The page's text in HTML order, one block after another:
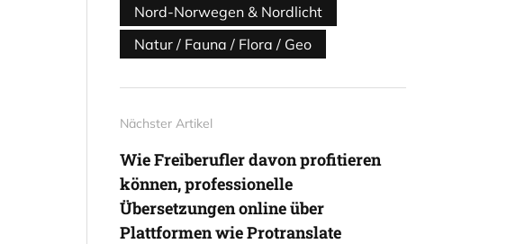
Nord-Norwegen & Nordlicht
Natur / Fauna / Flora / Geo
Nächster Artikel
Wie Freiberufler davon profitieren
können, professionelle
Übersetzungen online über
Plattformen wie Protranslate